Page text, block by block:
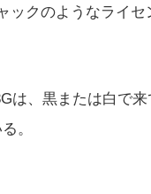
クのようなライセ
は、黒または白で
。